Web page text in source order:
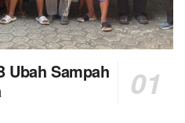
Ubah Sampah